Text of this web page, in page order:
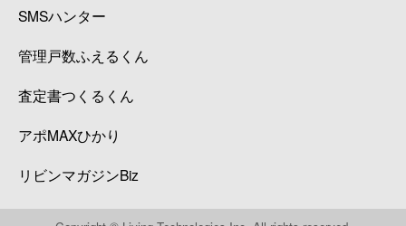
SMSハンター
管理戸数ふえるくん
査定書つくるくん
アポMAXひかり
リビンマガジンBiz